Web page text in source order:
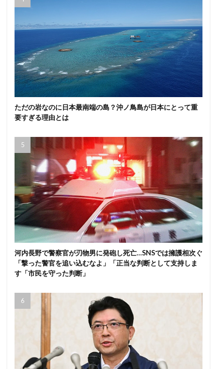
ただの岩なのに日本最南端の島？沖ノ鳥島が日本にとって重
要すぎる理由とは
河内長野で警察官が刃物男に発砲し死亡…SNSでは擁護相次ぐ
「撃った警官を追い込むなよ」「正当な判断として支持しま
す「市民を守った判断」